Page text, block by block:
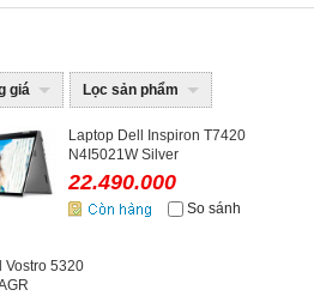
giá Lọc sản phẩm
Laptop Dell Inspiron T7420
N4I5021W Silver
22.490.000
So sánh
Vostro 5320